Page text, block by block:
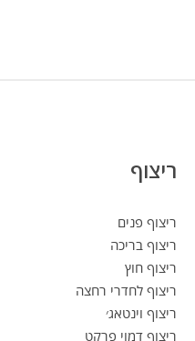
ריצוף
ריצוף פנים
ריצוף בריכה
ריצוף חוץ
ריצוף לחדרי רחצה
ריצוף וינטאג׳
ריצוף דמוי פרקט